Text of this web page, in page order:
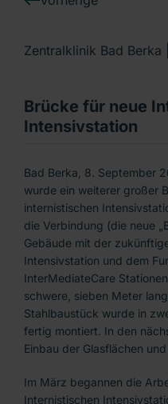
Zentralklinik Bad Berka |
Brücke für neue
Intensivstation
Bad Berka, 8. September
wurde ein weiterer großer
internistischen
die Verbindung (die neue
Gebäude mit der
Intensivstation und dem
InterMediateCare
schwere, sieben Meter
Stahlbaustück wurde in
fertig montiert. In den
Einbau der Glasflächen
Im März begannen die
Internistischen